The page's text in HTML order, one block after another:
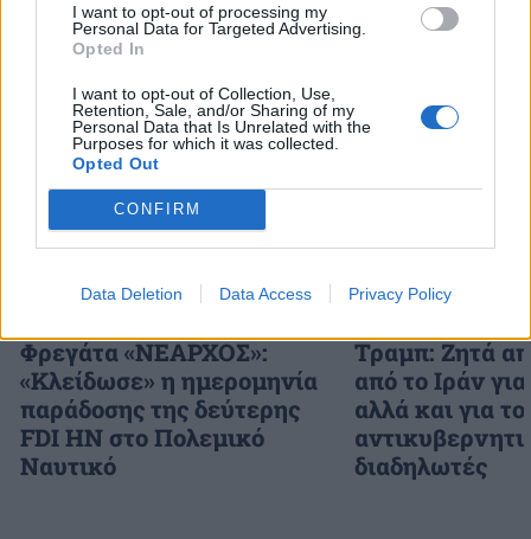
I want to opt-out of processing my
Personal Data for Targeted Advertising.
Opted In
I want to opt-out of Collection, Use,
Retention, Sale, and/or Sharing of my
Personal Data that Is Unrelated with the
Purposes for which it was collected.
Opted Out
CONFIRM
Data Deletion Data Access Privacy Policy
Διάβασε επίσης
Φρεγάτα «ΝΕΑΡΧΟΣ»:
«Κλείδωσε» η ημερομηνία
παράδοσης της δεύτερης
FDI HN στο Πολεμικό
Ναυτικό
Τραμπ: Ζητά
από το Ιράν
αλλά και για
διαδηλωτές